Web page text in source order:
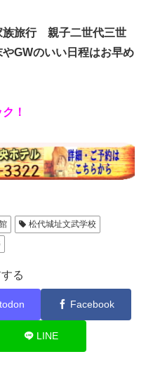
旅行 親子二世代三世
GWのいい日程はお早め
！
松代城址文武学校
る
Facebook
LINE